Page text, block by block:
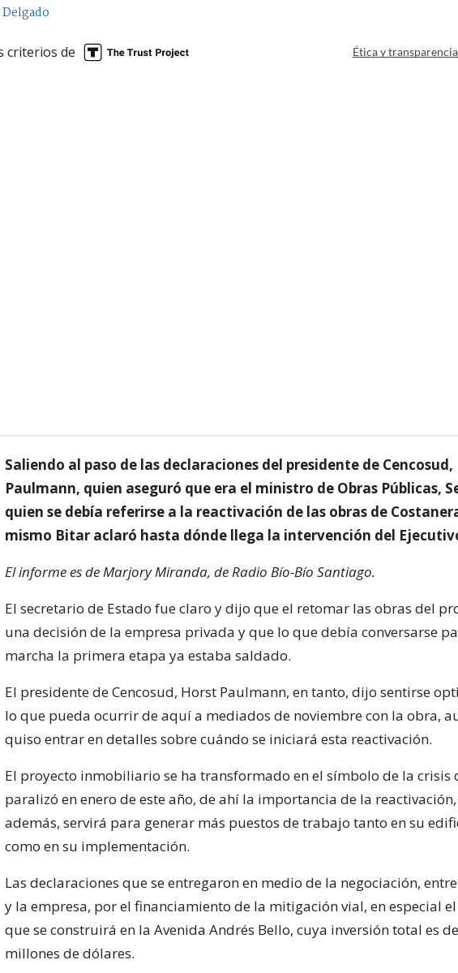
criterios de Ética y
Saliendo al paso de las declaraciones del presidente de
Paulmann, quien aseguró que era el ministro de Obras Públicas,
quien se debía referirse a la reactivación de las obras de
mismo Bitar aclaró hasta dónde llega la intervención del
El informe es de Marjory Miranda, de Radio Bío-Bío Santiago.
El secretario de Estado fue claro y dijo que el retomar las obras del
una decisión de la empresa privada y que lo que debía conversarse
marcha la primera etapa ya estaba saldado.
El presidente de Cencosud, Horst Paulmann, en tanto, dijo sentirse
lo que pueda ocurrir de aquí a mediados de noviembre con la obra,
quiso entrar en detalles sobre cuándo se iniciará esta reactivación.
El proyecto inmobiliario se ha transformado en el símbolo de la crisis
paralizó en enero de este año, de ahí la importancia de la
además, servirá para generar más puestos de trabajo tanto en su
como en su implementación.
Las declaraciones que se entregaron en medio de la negociación,
y la empresa, por el financiamiento de la mitigación vial, en especial
que se construirá en la Avenida Andrés Bello, cuya inversión total es
millones de dólares.